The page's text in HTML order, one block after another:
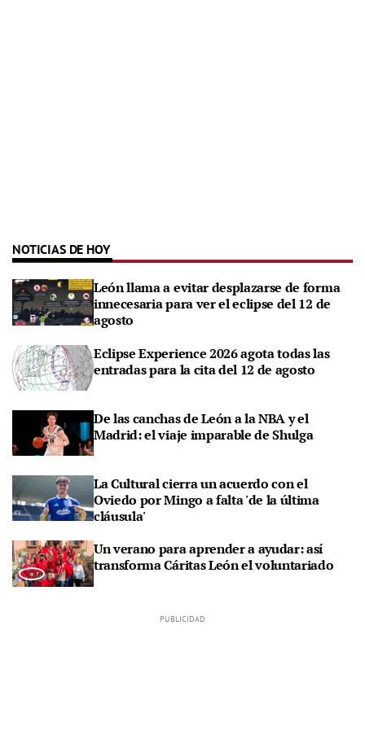
NOTICIAS DE HOY
León llama a evitar desplazarse de forma
innecesaria para ver el eclipse del 12 de
agosto
Eclipse Experience 2026 agota todas las
entradas para la cita del 12 de agosto
De las canchas de León a la NBA y el
Madrid: el viaje imparable de Shulga
La Cultural cierra un acuerdo con el
Oviedo por Mingo a falta 'de la última
cláusula'
Un verano para aprender a ayudar: así
transforma Cáritas León el voluntariado